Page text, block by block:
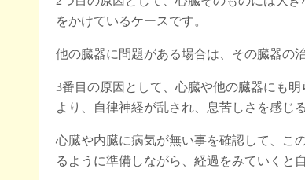
をかけているケースです。
他の臓器に問題がある場合は、その臓器の
3番目の原因として、心臓や他の臓器にも
より、自律神経が乱され、息苦しさを感じ
心臓や内臓に病気が無い事を確認して、こ
るように準備しながら、経過をみていくと